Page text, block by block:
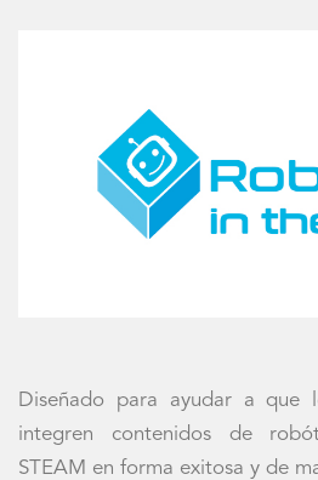
Diseñado para ayudar a que
integren contenidos de
STEAM en forma exitosa y de